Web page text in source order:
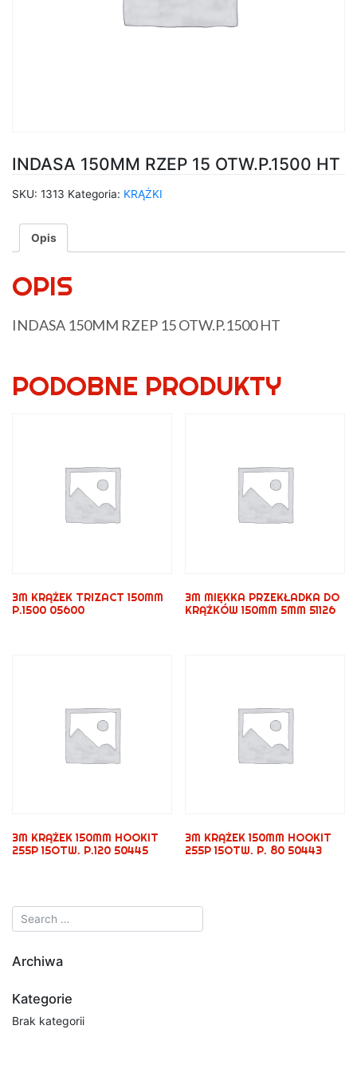
INDASA 150MM RZEP 15 OTW.P.1500 HT
SKU: 1313 Kategoria: KRĄŻKI
Opis
OPIS
INDASA 150MM RZEP 15 OTW.P.1500 HT
PODOBNE PRODUKTY
3M KRĄŻEK TRIZACT 150MM
P.1500 05600
3M MIĘKKA PRZEKŁADKA DO
KRĄŻKÓW 150MM 5MM 51126
3M KRĄŻEK 150MM HOOKIT
255P 15OTW. P.120 50445
3M KRĄŻEK 150MM HOOKIT
255P 15OTW. P. 80 50443
Archiwa
Kategorie
Brak kategorii